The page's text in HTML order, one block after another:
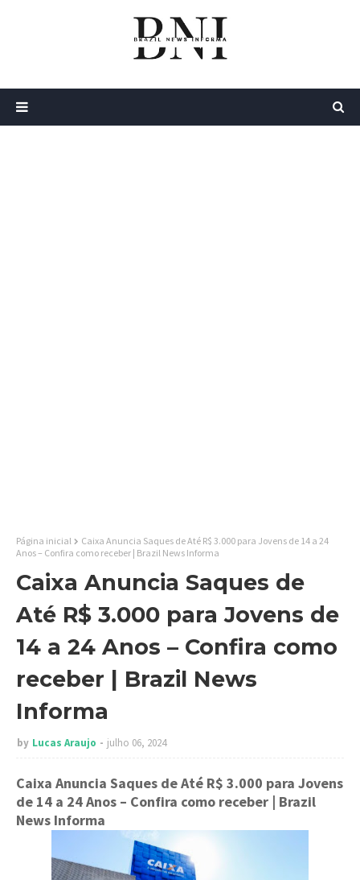
Página inicial
Caixa Anuncia Saques de Até R$ 3.000 para Jovens de 14 a 24
Anos – Confira como receber | Brazil News Informa
Caixa Anuncia Saques de
Até R$ 3.000 para Jovens de
14 a 24 Anos – Confira como
receber | Brazil News
Informa
by Lucas Araujo julho 06, 2024
Caixa Anuncia Saques de Até R$ 3.000 para Jovens
de 14 a 24 Anos – Confira como receber | Brazil
News Informa